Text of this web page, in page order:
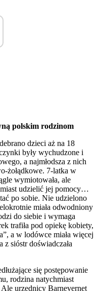
polskim rodzinom
dzieci aż na 18
były wychudzone i
a najmłodsza z nich
żołądkowe. 7-latka w
wymiotowała, ale
udzielić jej pomocy…
po sobie. Nie udzielono
miała odwodniony
do siebie i wymaga
trafiła pod opiekę kobiety,
a w lodówce miała więcej
sióstr doświadczała
się postępowanie
rodzina natychmiast
urzędnicy Barnevernet